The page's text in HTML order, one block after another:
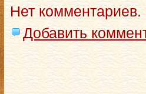
Нет
Добавить